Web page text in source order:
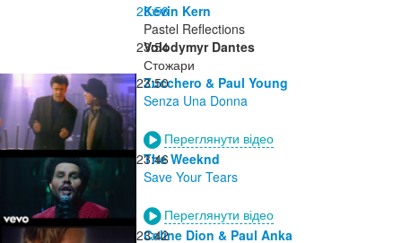
23:58
Kevin Kern
Pastel Reflections
23:54
Volodymyr Dantes
Стожари
23:50
Zucchero & Paul Young
Senza Una Donna
Переглянути відео
23:46
The Weeknd
Save Your Tears
Переглянути відео
23:42
Celine Dion & Paul Anka